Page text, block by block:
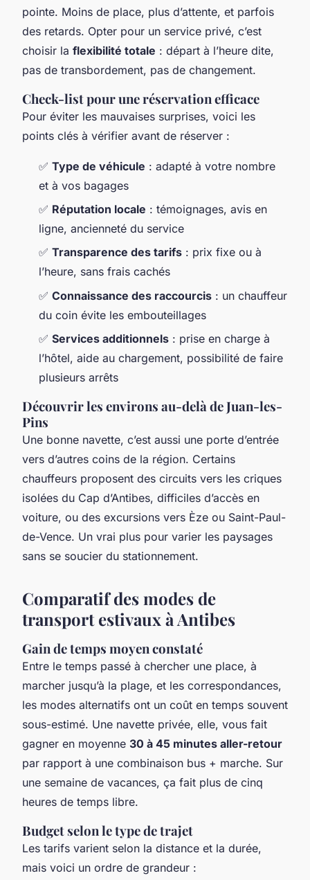
pointe. Moins de place, plus d’attente, et parfois
des retards. Opter pour un service privé, c’est
choisir la flexibilité totale : départ à l’heure dite,
pas de transbordement, pas de changement.
Check-list pour une réservation efficace
Pour éviter les mauvaises surprises, voici les
points clés à vérifier avant de réserver :
✅ Type de véhicule : adapté à votre nombre
et à vos bagages
✅ Réputation locale : témoignages, avis en
ligne, ancienneté du service
✅ Transparence des tarifs : prix fixe ou à
l’heure, sans frais cachés
✅ Connaissance des raccourcis : un chauffeur
du coin évite les embouteillages
✅ Services additionnels : prise en charge à
l’hôtel, aide au chargement, possibilité de faire
plusieurs arrêts
Découvrir les environs au-delà de Juan-les-
Pins
Une bonne navette, c’est aussi une porte d’entrée
vers d’autres coins de la région. Certains
chauffeurs proposent des circuits vers les criques
isolées du Cap d’Antibes, difficiles d’accès en
voiture, ou des excursions vers Èze ou Saint-Paul-
de-Vence. Un vrai plus pour varier les paysages
sans se soucier du stationnement.
Comparatif des modes de
transport estivaux à Antibes
Gain de temps moyen constaté
Entre le temps passé à chercher une place, à
marcher jusqu’à la plage, et les correspondances,
les modes alternatifs ont un coût en temps souvent
sous-estimé. Une navette privée, elle, vous fait
gagner en moyenne 30 à 45 minutes aller-retour
par rapport à une combinaison bus + marche. Sur
une semaine de vacances, ça fait plus de cinq
heures de temps libre.
Budget selon le type de trajet
Les tarifs varient selon la distance et la durée,
mais voici un ordre de grandeur :